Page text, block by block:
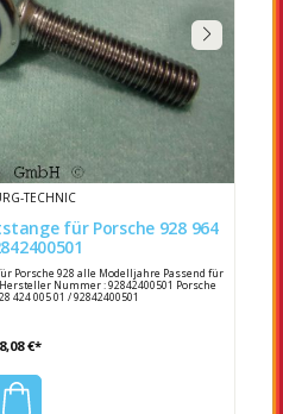
TECHNIC
928 964
92842400501
Porsche 928 alle Modelljahre Passend für
Nummer : 92842400501 Porsche
424 005 01 / 92842400501
€*